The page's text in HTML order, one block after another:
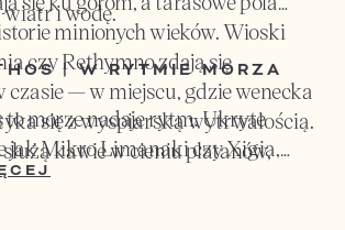
wiatr i wodę.
minionych wieków. Wioski
czy Rethymno zdają się
— w miejscu, gdzie wenecka
się z wyspiarską wytrwałością.
kawie w cieniu platanów,
spacerom po
| W RYTMIE MORZA
to morze nadaje rytm. Ukryte
jak Mikro Limanaki czy Xigia,
i refleksji, podczas gdy wioski